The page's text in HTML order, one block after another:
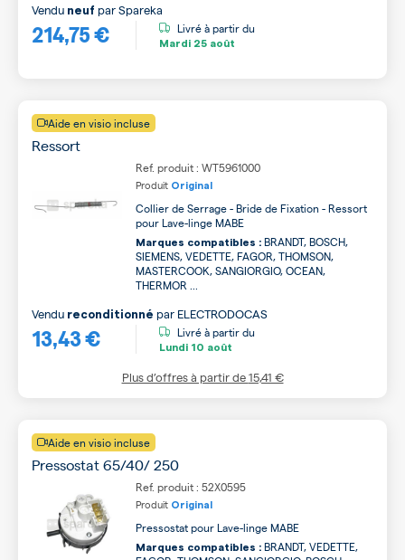
214,75 €
Vendu neuf parSpareka
Livré à partir du
Mardi 25 août
Aide en visio incluse
Ressort
Ref. produit : WT5961000
Produit Original
Collier de Serrage - Bride de Fixation - Ressort
pour Lave-linge MABE
Marques compatibles : BRANDT, BOSCH,
SIEMENS, VEDETTE, FAGOR, THOMSON,
MASTERCOOK, SANGIORGIO, OCEAN,
THERMOR ...
13,43 €
Vendu reconditionné par ELECTRODOCAS
Livré à partir du
Lundi 10 août
Plus d’offres à partir de15,41 €
Aide en visio incluse
Pressostat 65/40/ 250
Ref. produit : 52X0595
Produit Original
Pressostat pour Lave-linge MABE
Marques compatibles : BRANDT, VEDETTE,